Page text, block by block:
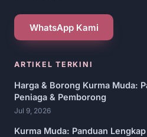
WhatsApp Kami
ARTIKEL TERKINI
Harga & Borong Kurma Muda:
Peniaga & Pemborong
Jul 9, 2026
Kurma Muda: Panduan